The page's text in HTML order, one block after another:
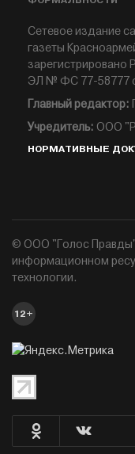
Сетевое издание
газеты
зарегистрировано
ЭЛ № ФС 77-58777
Главный редактор:
Учредитель: ООО
НОРМАТИВНЫЕ
© ООО "Голос
информационном
технологии.
12+